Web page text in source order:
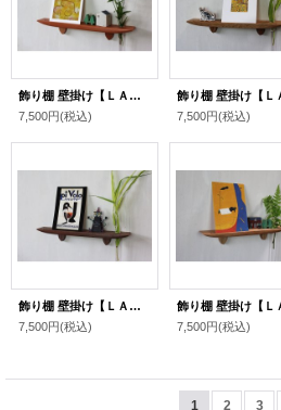
飾り棚 壁掛け【ＬＡＩＮ（ライン）３０チェリーゼロモデル】木製の飾り棚 壁掛け
7,500円(税込)
7,500円(税込)
飾り棚 壁掛け【ＬＡＩＮ（ライン）３０ウォールナットゼロモデル】木製のウォールシェルフ
7,500円(税込)
7,500円(税込)
1 2 3